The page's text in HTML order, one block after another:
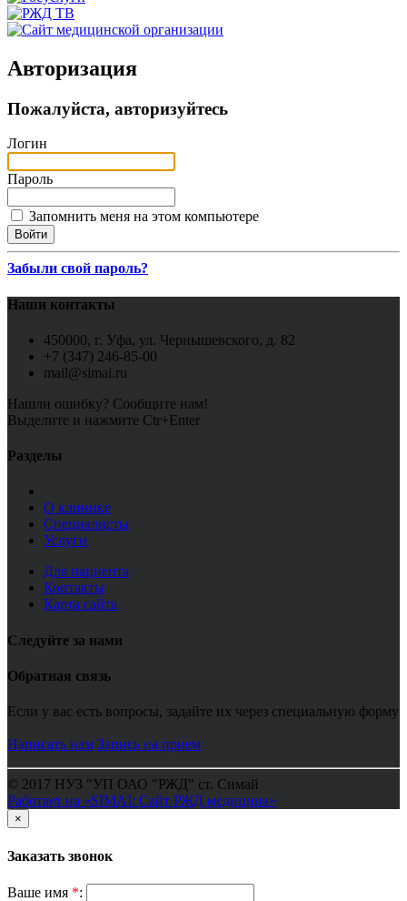
Авторизация
Пожалуйста, авторизуйтесь
Логин
Пароль
Запомнить меня на этом компьютере
Забыли свой пароль?
Наши контакты
450000, г. Уфа, ул. Чернышевского, д. 82
+7 (347) 246-85-00
mail@simai.ru
Нашли ошибку? Сообщите нам!
Выделите и нажмите Ctr+Enter
Разделы
О клинике
Специалисты
Услуги
Для пациента
Контакты
Карта сайта
Следуйте за нами
Обратная связь
Если у вас есть вопросы, задайте их через специальную форму
Написать нам Запись на прием
© 2017 НУЗ "УП ОАО "РЖД" ст. Симай
Работает на «SIMAI: Сайт РЖД медицина»
×
Заказать звонок
Ваше имя *: